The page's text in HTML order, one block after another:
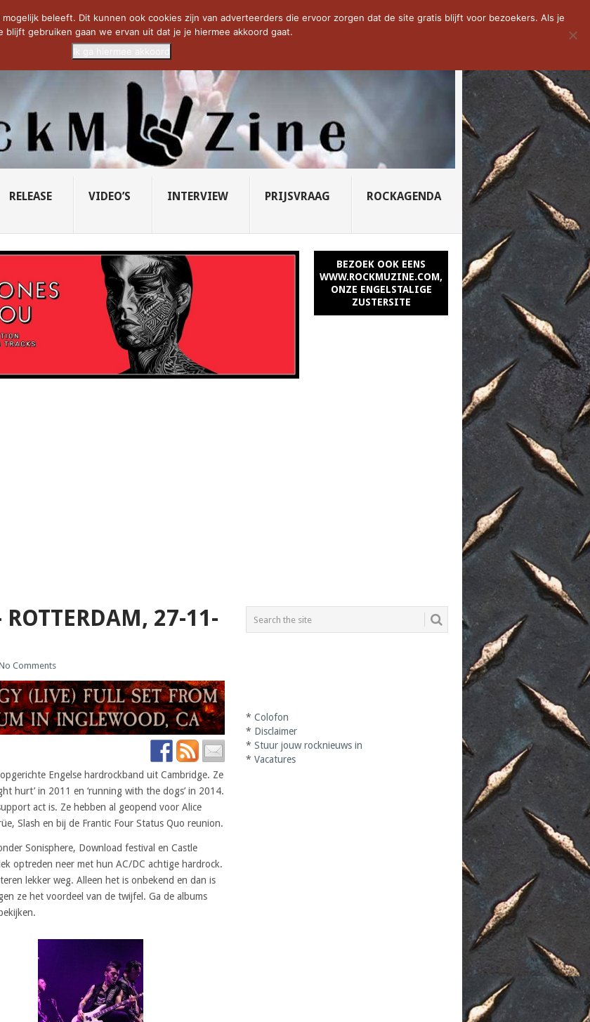
PRIDE OF LIONS – U... SAVATAGE KOMT TERUG IN 0... CD VAN DE WEEK: SLEEPING...
RELEASE VIDEO’S INTERVIEW PRIJSVRAAG ROCKAGENDA
BEZOEK OOK EENS
WWW.ROCKMUZINE.COM,
ONZE ENGELSTALIGE
ZUSTERSITE
ROTTERDAM, 27-11-
Comments
Engelse hardrockband uit Cambridge. Ze
hurt’ in 2011 en ‘running with the dogs’ in 2014.
act is. Ze hebben al geopend voor Alice
Slash en bij de Frantic Four Status Quo reunion.
Sonisphere, Download festival en Castle
optreden neer met hun AC/DC achtige hardrock.
lekker weg. Alleen het is onbekend en dan is
ze het voordeel van de twijfel. Ga de albums
*Colofon
* Disclaimer
*Stuur jouw rocknieuws in
*Vacatures
beleeft. Dit kunnen ook cookies zijn van adverteerders die ervoor zorgen dat de site gratis blijft voor bezoekers. Als je
blijft gebruiken gaan we ervan uit dat je je hiermee akkoord gaat.
Ik ga hiermee akkoord